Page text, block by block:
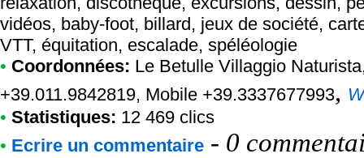
vidéos, baby-foot, billard, jeux de société,
VTT, équitation, escalade, spéléologie
• Coordonnées: Le Betulle Villaggio Naturista
+39.011.9842819, Mobile +39.3337677993,
• Statistiques: 12 469 clics
• Ecrire un commentaire - 0